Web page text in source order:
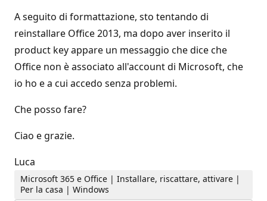
A seguito di formattazione, sto tentando di
reinstallare Office 2013, ma dopo aver inserito il
product key appare un messaggio che dice che
Office non è associato all'account di Microsoft, che
io ho e a cui accedo senza problemi.
Che posso fare?
Ciao e grazie.
Luca
Microsoft 365 e Office | Installare, riscattare, attivare |
Per la casa | Windows